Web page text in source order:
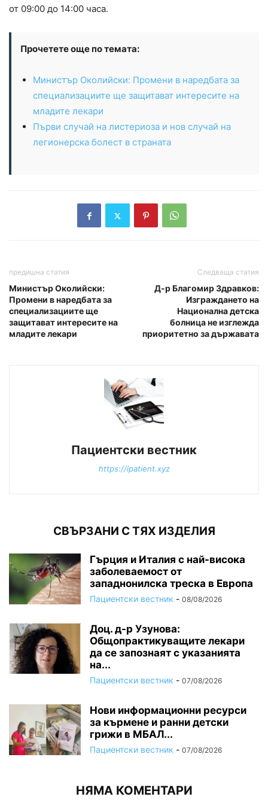
от 09:00 до 14:00 часа.
Прочетете още по темата:
Министър Околийски: Промени в наредбата за
специализациите ще защитават интересите на
младите лекари
Първи случай на листериоза и нов случай на
легионерска болест в страната
предишна статия
Министър Околийски:
Промени в наредбата за
специализациите ще
защитават интересите на
младите лекари
Следваща статия
Д-р Благомир Здравков:
Изграждането на
Национална детска
болница не изглежда
приоритетно за държавата
Пациентски вестник
https://ipatient.xyz
СВЪРЗАНИ С ТЯХ ИЗДЕЛИЯ
Гърция и Италия с най-висока
заболеваемост от
западнонилска треска в Европа
Пациентски вестник - 08/08/2026
Доц. д-р Узунова:
Общопрактикуващите лекари
да се запознаят с указанията
на...
Пациентски вестник - 07/08/2026
Нови информационни ресурси
за кърмене и ранни детски
грижи в МБАЛ...
Пациентски вестник - 07/08/2026
НЯМА КОМЕНТАРИ